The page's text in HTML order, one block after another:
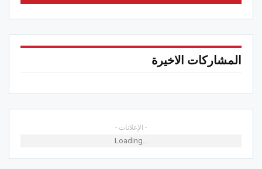
المشاركات الاخيرة
- الإعلانات -
Loading...